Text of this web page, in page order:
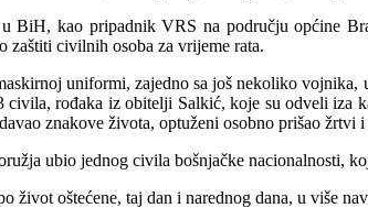
BiH, kao pripadnik VRS na području općine
zaštiti civilnih osoba za vrijeme rata.
uniformi, zajedno sa još nekoliko vojnika,
rođaka iz obitelji Salkić, koje su odveli iza
znakove života, optuženi osobno prišao žrtvi
ubio jednog civila bošnjačke nacionalnosti,
život oštećene, taj dan i narednog dana, u više